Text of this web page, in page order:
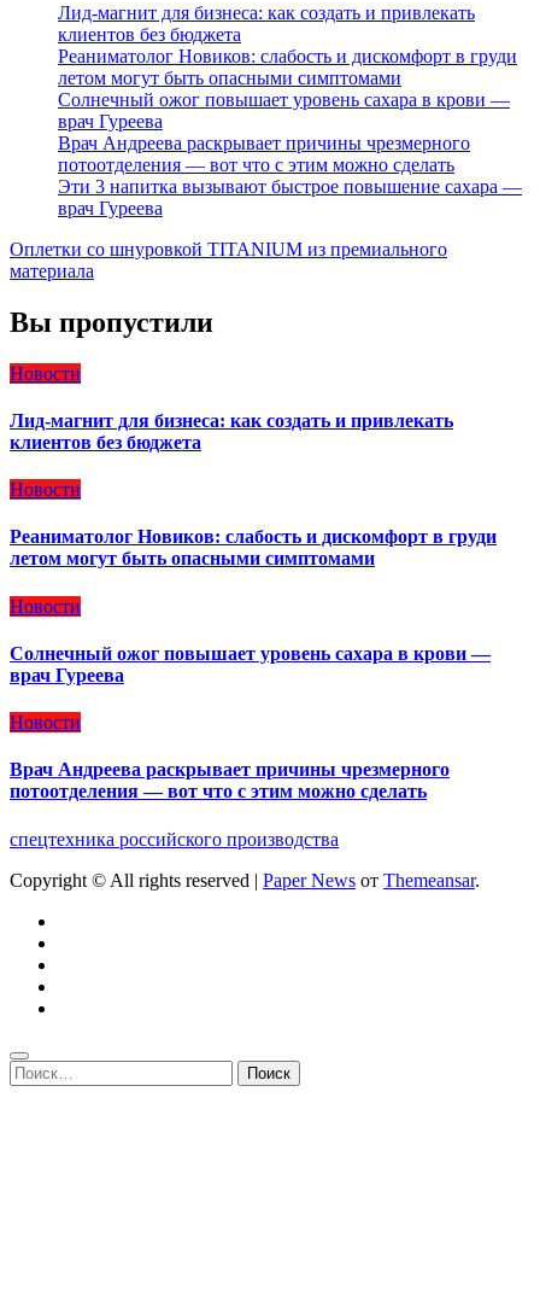
Лид-магнит для бизнеса: как создать и привлекать
клиентов без бюджета
Реаниматолог Новиков: слабость и дискомфорт в груди
летом могут быть опасными симптомами
Солнечный ожог повышает уровень сахара в крови —
врач Гуреева
Врач Андреева раскрывает причины чрезмерного
потоотделения — вот что с этим можно сделать
Эти 3 напитка вызывают быстрое повышение сахара —
врач Гуреева
Оплетки со шнуровкой TITANIUM из премиального
материала
Вы пропустили
Новости
Лид-магнит для бизнеса: как создать и привлекать
клиентов без бюджета
Новости
Реаниматолог Новиков: слабость и дискомфорт в груди
летом могут быть опасными симптомами
Новости
Солнечный ожог повышает уровень сахара в крови —
врач Гуреева
Новости
Врач Андреева раскрывает причины чрезмерного
потоотделения — вот что с этим можно сделать
спецтехника российского производства
Copyright © All rights reserved | Paper News от Themeansar.
Найти: